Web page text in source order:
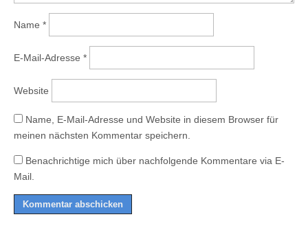
Name *
E-Mail-Adresse *
Website
Name, E-Mail-Adresse und Website in diesem Browser für
meinen nächsten Kommentar speichern.
Benachrichtige mich über nachfolgende Kommentare via E-
Mail.